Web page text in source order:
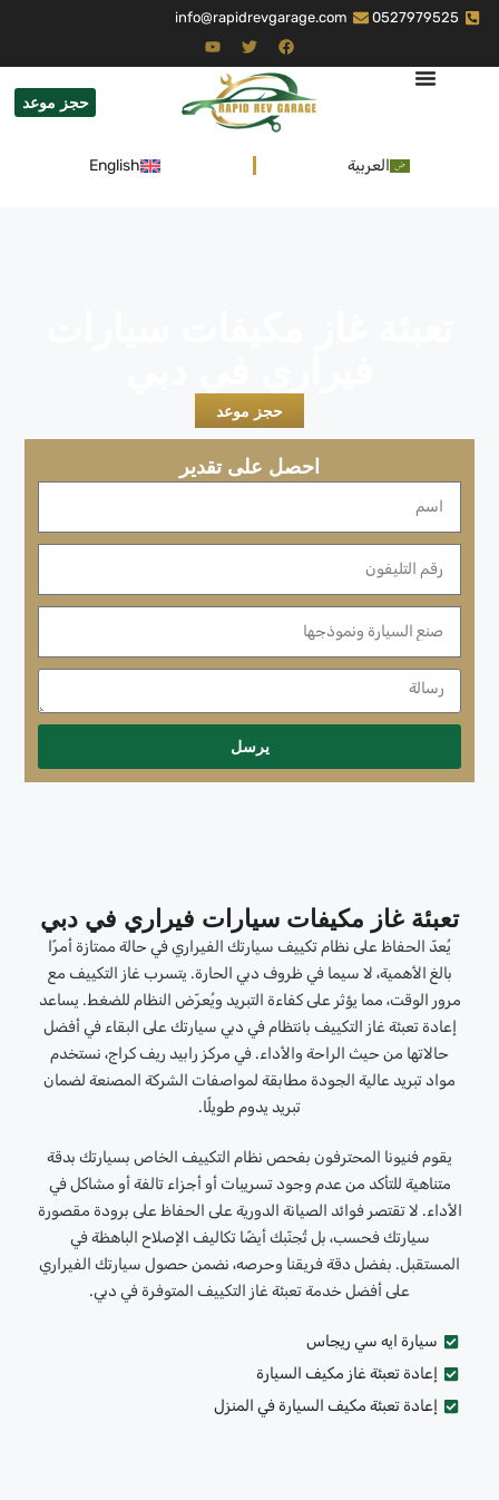
0527979525
info@rapidrevgarage.com
حجز موعد
العربية English
حجز موعد
احصل على تقدير
يرسل
تعبئة غاز مكيفات سيارات فيراري في دبي
يُعدّ الحفاظ على نظام تكييف سيارتك الفيراري في حالة ممتازة أمرًا
بالغ الأهمية، لا سيما في ظروف دبي الحارة. يتسرب غاز التكييف مع
مرور الوقت، مما يؤثر على كفاءة التبريد ويُعرّض النظام للضغط. يساعد
إعادة تعبئة غاز التكييف بانتظام في دبي سيارتك على البقاء في أفضل
حالاتها من حيث الراحة والأداء. في مركز رابيد ريف كراج، نستخدم
مواد تبريد عالية الجودة مطابقة لمواصفات الشركة المصنعة لضمان
تبريد يدوم طويلًا.
يقوم فنيونا المحترفون بفحص نظام التكييف الخاص بسيارتك بدقة
متناهية للتأكد من عدم وجود تسريبات أو أجزاء تالفة أو مشاكل في
الأداء. لا تقتصر فوائد الصيانة الدورية على الحفاظ على برودة مقصورة
سيارتك فحسب، بل تُجنّبك أيضًا تكاليف الإصلاح الباهظة في
المستقبل. بفضل دقة فريقنا وحرصه، نضمن حصول سيارتك الفيراري
على أفضل خدمة تعبئة غاز التكييف المتوفرة في دبي.
سيارة ايه سي ريجاس
إعادة تعبئة غاز مكيف السيارة
إعادة تعبئة مكيف السيارة في المنزل